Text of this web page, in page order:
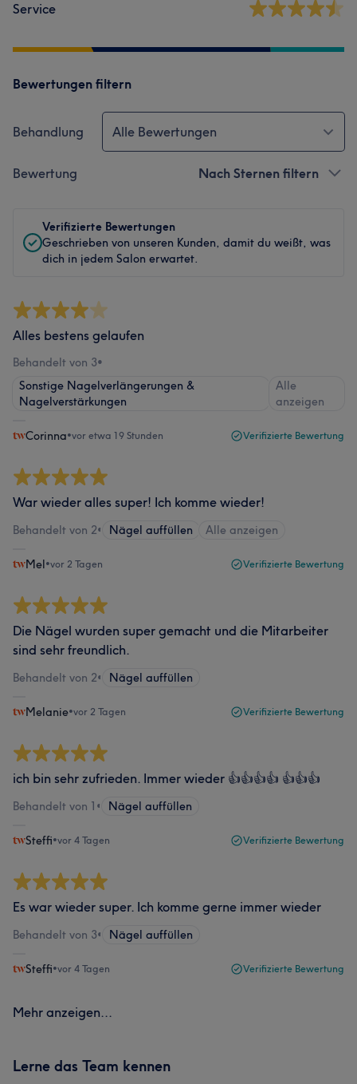
Service
Bewertungen filtern
Behandlung Alle Bewertungen
Bewertung Nach Sternen filtern
Verifizierte Bewertungen
Geschrieben von unseren Kunden, damit du weißt, was
dich in jedem Salon erwartet.
Alles bestens gelaufen
Behandelt von 3•
Sonstige Nagelverlängerungen &
Nagelverstärkungen
Alle
anzeigen
Corinna•vor etwa 19 Stunden Verifizierte Bewertung
War wieder alles super! Ich komme wieder!
Behandelt von 2• Nägel auffüllen Alle anzeigen
Mel•vor 2 Tagen Verifizierte Bewertung
Die Nägel wurden super gemacht und die Mitarbeiter
sind sehr freundlich.
Behandelt von 2• Nägel auffüllen
Melanie•vor 2 Tagen Verifizierte Bewertung
ich bin sehr zufrieden. Immer wieder 👍👍👍👍 👍👍👍
Behandelt von 1 • Nägel auffüllen
Steffi•vor 4 Tagen Verifizierte Bewertung
Es war wieder super. Ich komme gerne immer wieder
Behandelt von 3• Nägel auffüllen
Steffi•vor 4 Tagen Verifizierte Bewertung
Mehr anzeigen...
Lerne das Team kennen